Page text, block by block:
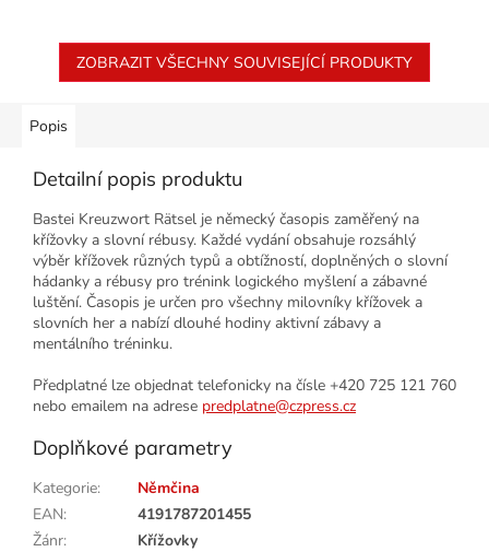
ZOBRAZIT VŠECHNY SOUVISEJÍCÍ PRODUKTY
Popis
Detailní popis produktu
Bastei Kreuzwort Rätsel je německý časopis zaměřený na
křížovky a slovní rébusy. Každé vydání obsahuje rozsáhlý
výběr křížovek různých typů a obtížností, doplněných o slovní
hádanky a rébusy pro trénink logického myšlení a zábavné
luštění. Časopis je určen pro všechny milovníky křížovek a
slovních her a nabízí dlouhé hodiny aktivní zábavy a
mentálního tréninku.
Předplatné lze objednat telefonicky na čísle +420 725 121 760
nebo emailem na adrese predplatne@czpress.cz
Doplňkové parametry
Kategorie:
Němčina
EAN:
4191787201455
Žánr:
Křížovky